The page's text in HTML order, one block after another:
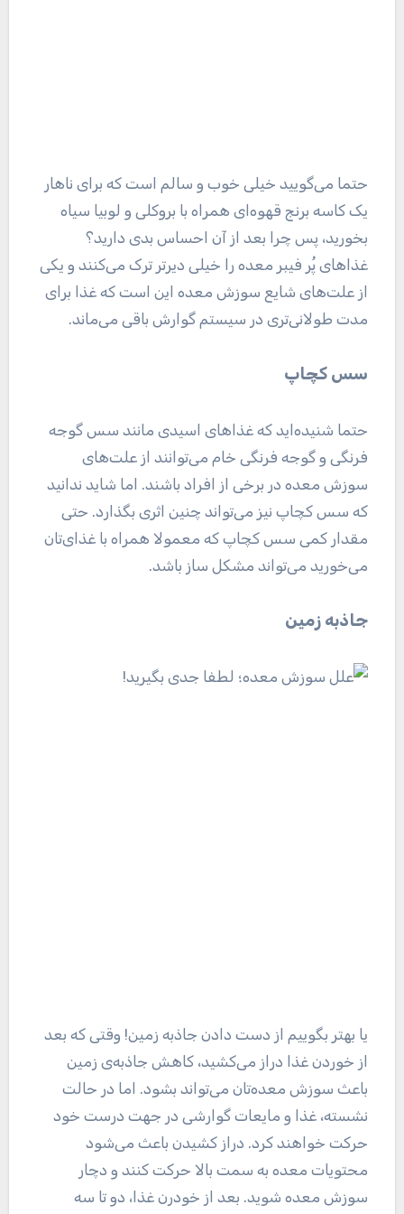
حتما می‌گویید خیلی خوب و سالم است که برای ناهار
یک کاسه برنج قهوه‌ای همراه با بروکلی و لوبیا سیاه
بخورید، پس چرا بعد از آن احساس بدی دارید؟
غذا‌های پُر فیبر معده را خیلی دیرتر ترک می‌کنند و یکی
از علت‌های شایع سوزش معده این است که غذا برای
مدت طولانی‌تری در سیستم گوارش باقی می‌ماند.
سس کچاپ
حتما شنیده‌اید که غذا‌های اسیدی مانند سس گوجه
فرنگی و گوجه فرنگی خام می‌توانند از علت‌های
سوزش معده در برخی از افراد باشند. اما شاید ندانید
که سس کچاپ نیز می‌تواند چنین اثری بگذارد. حتی
مقدار کمی سس کچاپ که معمولا همراه با غذای‌تان
می‌خورید می‌تواند مشکل ساز باشد.
جاذبه زمین
یا بهتر بگوییم از دست دادن جاذبه زمین! وقتی که بعد
از خوردن غذا دراز می‌کشید، کاهش جاذبه‌ی زمین
باعث سوزش معده‌تان می‌تواند بشود. اما در حالت
نشسته، غذا و مایعات گوارشی در جهت درست خود
حرکت خواهند کرد. دراز کشیدن باعث می‌شود
محتویات معده به سمت بالا حرکت کنند و دچار
سوزش معده شوید. بعد از خودرن غذا، دو تا سه